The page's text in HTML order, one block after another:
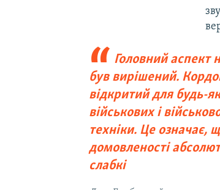
Головний аспект
був вирішений.
відкритий для будь-
військових і
техніки. Це означає,
домовленості
слабкі